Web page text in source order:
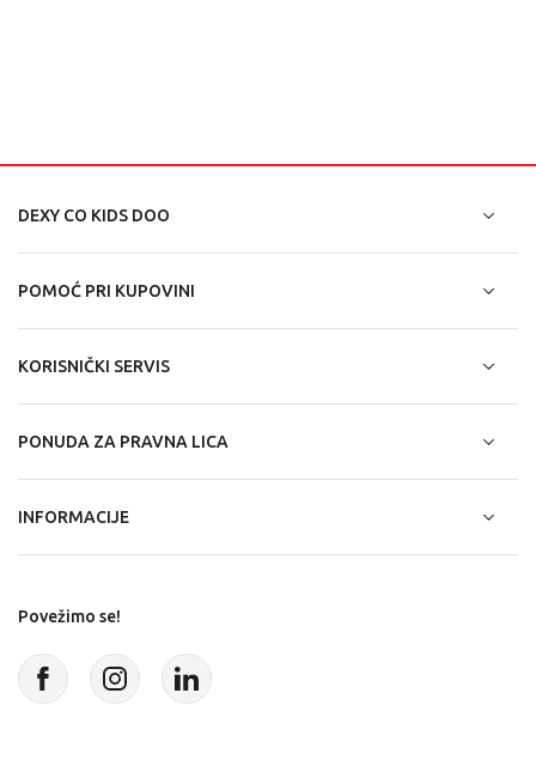
DEXY CO KIDS DOO
POMOĆ PRI KUPOVINI
KORISNIČKI SERVIS
PONUDA ZA PRAVNA LICA
INFORMACIJE
Povežimo se!